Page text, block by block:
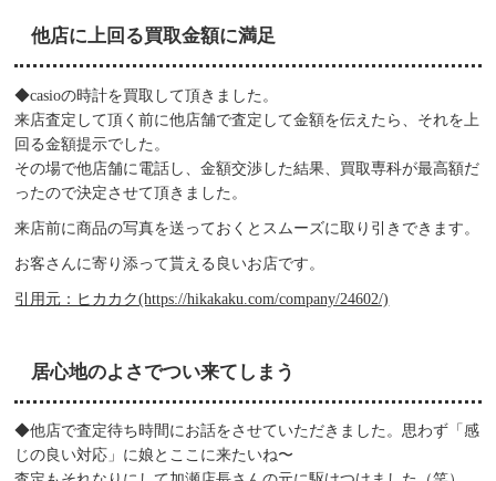
他店に上回る買取金額に満足
◆casioの時計を買取して頂きました。
来店査定して頂く前に他店舗で査定して金額を伝えたら、それを上
回る金額提示でした。
その場で他店舗に電話し、金額交渉した結果、買取専科が最高額だ
ったので決定させて頂きました。
来店前に商品の写真を送っておくとスムーズに取り引きできます。
お客さんに寄り添って貰える良いお店です。
引用元：ヒカカク(https://hikakaku.com/company/24602/)
居心地のよさでつい来てしまう
◆他店で査定待ち時間にお話をさせていただきました。思わず「感
じの良い対応」に娘とここに来たいね〜